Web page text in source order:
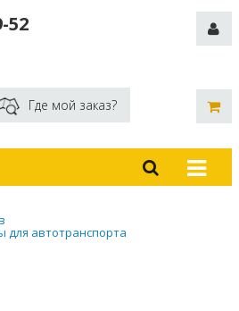
52
Где мой заказ?
автотранспорта